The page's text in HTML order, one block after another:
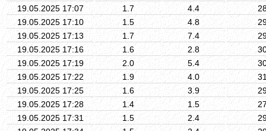
19.05.2025 17:07
1.7 4.4
19.05.2025 17:10
1.5 4.8
19.05.2025 17:13
1.7 7.4
19.05.2025 17:16
1.6 2.8
19.05.2025 17:19
2.0 5.4
19.05.2025 17:22
1.9 4.0
19.05.2025 17:25
1.6 3.9
19.05.2025 17:28
1.4 1.5
19.05.2025 17:31
1.5 2.4